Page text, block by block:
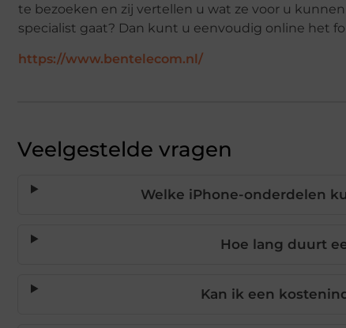
te bezoeken en zij vertellen u wat ze voor u
specialist gaat? Dan kunt u eenvoudig online het
https://www.bentelecom.nl/
Veelgestelde vragen
Welke iPhone-onderdelen
Hoe lang duurt
Kan ik een